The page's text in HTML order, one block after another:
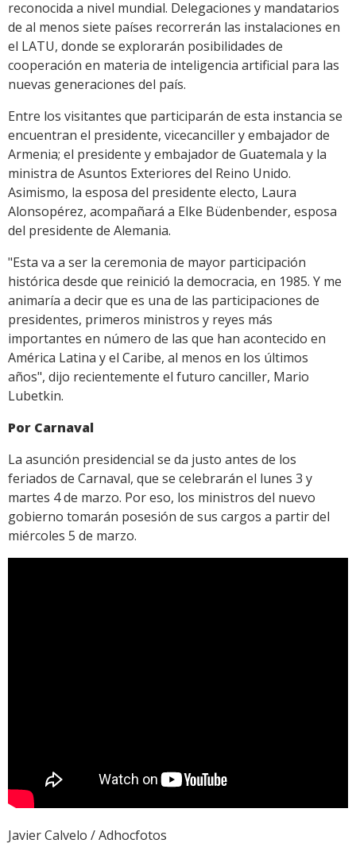
reconocida a nivel mundial. Delegaciones y mandatarios
de al menos siete países recorrerán las instalaciones en
el LATU, donde se explorarán posibilidades de
cooperación en materia de inteligencia artificial para las
nuevas generaciones del país.
Entre los visitantes que participarán de esta instancia se
encuentran el presidente, vicecanciller y embajador de
Armenia; el presidente y embajador de Guatemala y la
ministra de Asuntos Exteriores del Reino Unido.
Asimismo, la esposa del presidente electo, Laura
Alonsopérez, acompañará a Elke Büdenbender, esposa
del presidente de Alemania.
"Esta va a ser la ceremonia de mayor participación
histórica desde que reinició la democracia, en 1985. Y me
animaría a decir que es una de las participaciones de
presidentes, primeros ministros y reyes más
importantes en número de las que han acontecido en
América Latina y el Caribe, al menos en los últimos
años", dijo recientemente el futuro canciller, Mario
Lubetkin.
Por Carnaval
La asunción presidencial se da justo antes de los
feriados de Carnaval, que se celebrarán el lunes 3 y
martes 4 de marzo. Por eso, los ministros del nuevo
gobierno tomarán posesión de sus cargos a partir del
miércoles 5 de marzo.
Javier Calvelo / Adhocfotos